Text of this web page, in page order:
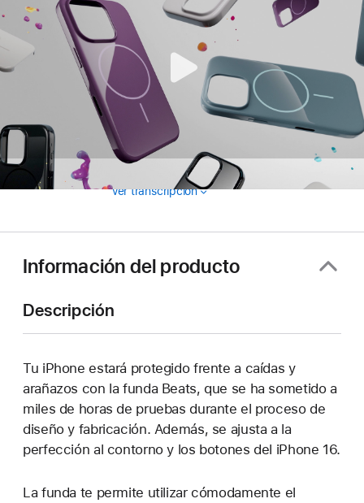
Ver transcripción
Información del producto
Descripción
Tu iPhone estará protegido frente a caídas y
arañazos con la funda Beats, que se ha sometido a
miles de horas de pruebas durante el proceso de
diseño y fabricación. Además, se ajusta a la
perfección al contorno y los botones del iPhone 16.
La funda te permite utilizar cómodamente el